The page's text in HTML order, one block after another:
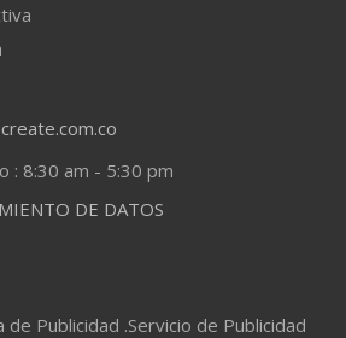
: 8:30 am - 5:30 pm
DE DATOS
Publicidad .Servicio de Publicidad